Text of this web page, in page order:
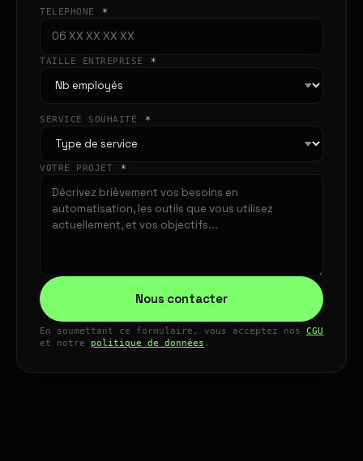
TÉLÉPHONE *
TAILLE ENTREPRISE *
SERVICE SOUHAITÉ *
VOTRE PROJET *
Nous contacter
En soumettant ce formulaire, vous acceptez nos CGU
et notre politique de données .